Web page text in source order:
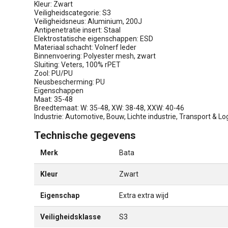
Kleur: Zwart
Veiligheidscategorie: S3
Veiligheidsneus: Aluminium, 200J
Antipenetratie insert: Staal
Elektrostatische eigenschappen: ESD
Materiaal schacht: Volnerf leder
Binnenvoering: Polyester mesh, zwart
Sluiting: Veters, 100% rPET
Zool: PU/PU
Neusbescherming: PU
Eigenschappen
Maat: 35-48
Breedtemaat: W: 35-48, XW: 38-48, XXW: 40-46
Industrie: Automotive, Bouw, Lichte industrie, Transport &
Technische gegevens
Merk Bata
Kleur Zwart
Eigenschap Extra extra wijd
Veiligheidsklasse S3